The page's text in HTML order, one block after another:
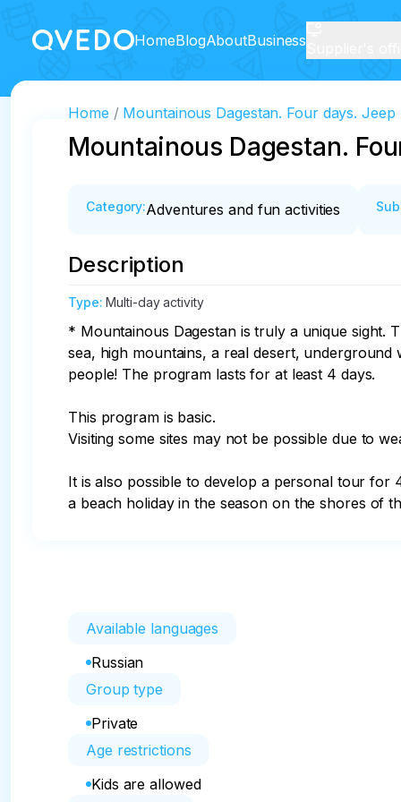
HomeBlogAboutBusiness
Home Mountainous Dagestan. Four days. Jeep
Mountainous Dagestan.
Category:Adventures and fun activities
Description
Type:Multi-day activity
* Mountainous Dagestan is truly a unique sight.
sea, high mountains, a real desert,
people! The program lasts for at least 4 days.
This program is basic.
Visiting some sites may not be possible due to
It is also possible to develop a personal tour for
a beach holiday in the season on the shores of
Available languages
Russian
Group type
Private
Age restrictions
Kids are allowed